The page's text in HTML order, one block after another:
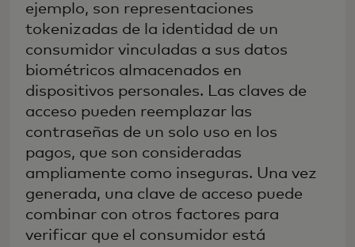
ejemplo, son representaciones
tokenizadas de la identidad de un
consumidor vinculadas a sus datos
biométricos almacenados en
dispositivos personales. Las claves de
acceso pueden reemplazar las
contraseñas de un solo uso en los
pagos, que son consideradas
ampliamente como inseguras. Una vez
generada, una clave de acceso puede
combinar con otros factores para
verificar que el consumidor está